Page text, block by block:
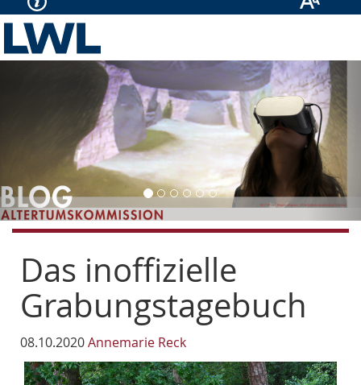
Vorherige
Das inoffizielle
Grabungstagebuch
08.10.2020Annemarie Reck